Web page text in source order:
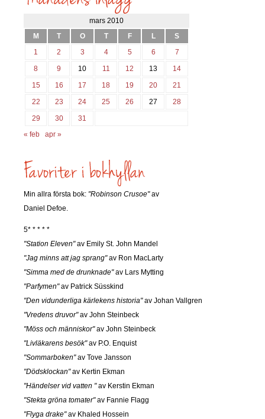
mars 2010
M
T O T F L
S
1
2 3 4 5 6
7
8
9 10 11 12 13
14
15
16 17 18 19 20
21
22
23 24 25 26 27
28
29
30
31
« feb
apr »
Min allra första bok: "Robinson Crusoe"av
Daniel Defoe.
5* * * * *
"Station Eleven"av Emily St. John Mandel
"Jag minns att jag sprang"av Ron MacLarty
"Simma med de drunknade"av Lars Mytting
"Parfymen"av Patrick Süsskind
"Den vidunderliga kärlekens historia"av Johan Vallgren
"Vredens druvor"av John Steinbeck
"Möss och människor"av John Steinbeck
"Livläkarens besök"av P.O. Enquist
"Sommarboken"av Tove Jansson
"Dödsklockan"av Kertin Ekman
"Händelser vid vatten "av Kerstin Ekman
"Stekta gröna tomater"av Fannie Flagg
"Flyga drake"av Khaled Hossein